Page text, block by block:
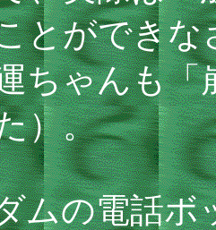
とができ
ちゃんも「
）。
の電話ボ